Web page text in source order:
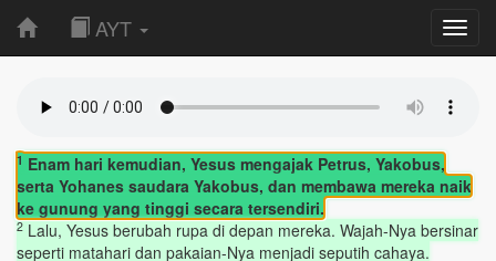
AYT
1 Enam hari kemudian, Yesus mengajak Petrus, Yakobus,
serta Yohanes saudara Yakobus, dan membawa mereka naik
ke gunung yang tinggi secara tersendiri.
2 Lalu, Yesus berubah rupa di depan mereka. Wajah-Nya bersinar
seperti matahari dan pakaian-Nya menjadi seputih cahaya.